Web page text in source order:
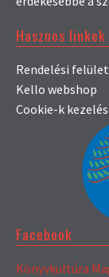
Hasznos linkek
Rendelési felület
Kello webshop
Cookie-k
Facebook
Könyvkultúra